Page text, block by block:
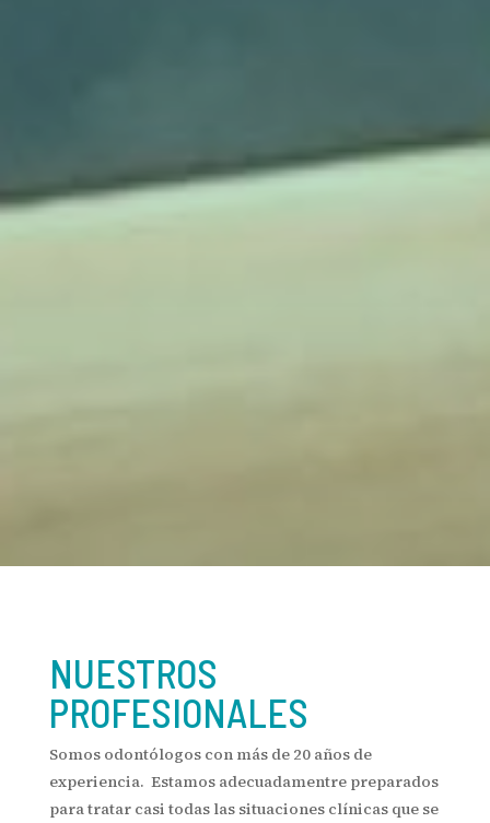
NUESTROS
PROFESIONALES
Somos odontólogos con más de 20 años de
experiencia. Estamos adecuadamentre preparados
para tratar casi todas las situaciones clínicas que se